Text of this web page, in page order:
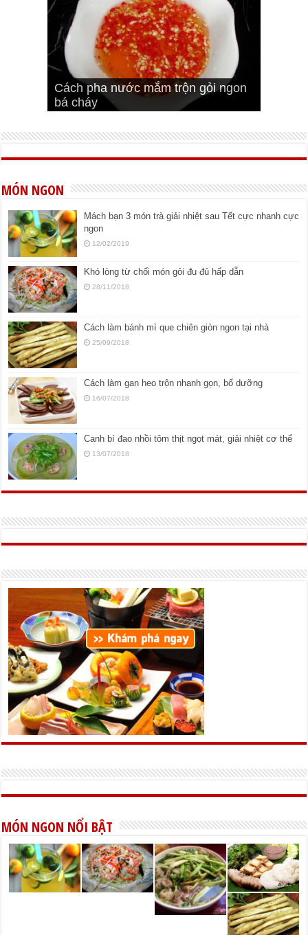
Cách pha nước mắm trộn gỏi ngon
bá cháy
Bí quyết để chiên đậu hũ giòn ngon
Cách ướp sườn non nướng ngon
đúng vị
Cách ướp thịt heo chiên ngon mềm
Bật mí cách ướp sườn cơm tấm
ngon
MÓN NGON
Mách bạn 3 món trà giải nhiệt sau Tết cực nhanh cực
ngon
12/02/2019
Khó lòng từ chối món gỏi đu đủ hấp dẫn
28/11/2018
Cách làm bánh mì que chiên giòn ngon tại nhà
25/09/2018
Cách làm gan heo trộn nhanh gọn, bổ dưỡng
16/07/2018
Canh bí đao nhồi tôm thịt ngọt mát, giải nhiệt cơ thể
13/07/2018
MÓN NGON NỔI BẬT